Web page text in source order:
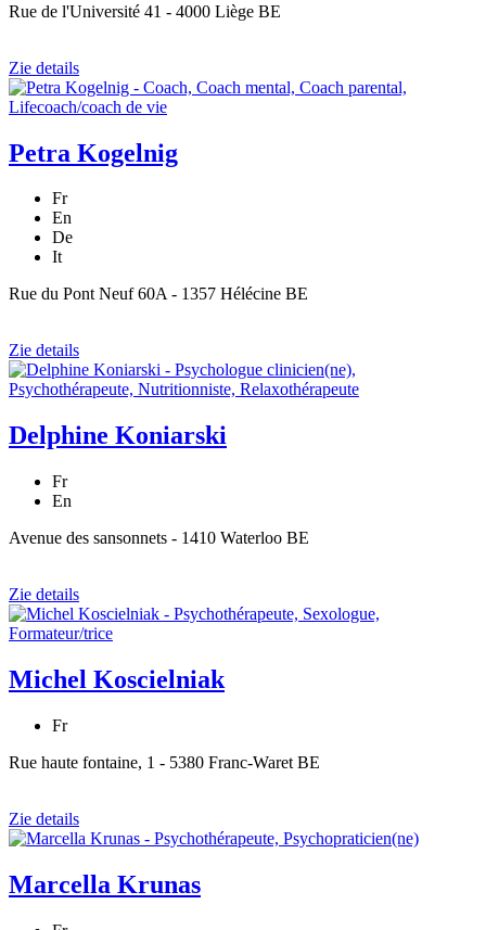
Rue de l'Université 41 - 4000 Liège BE
Zie details
Petra Kogelnig
Fr
En
De
It
Rue du Pont Neuf 60A - 1357 Hélécine BE
Zie details
Delphine Koniarski
Fr
En
Avenue des sansonnets - 1410 Waterloo BE
Zie details
Michel Koscielniak
Fr
Rue haute fontaine, 1 - 5380 Franc-Waret BE
Zie details
Marcella Krunas